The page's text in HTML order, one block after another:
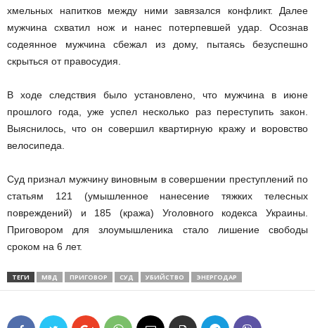
хмельных напитков между ними завязался конфликт. Далее
мужчина схватил нож и нанес потерпевшей удар. Осознав
содеянное мужчина сбежал из дому, пытаясь безуспешно
скрыться от правосудия.
В ходе следствия было установлено, что мужчина в июне
прошлого года, уже успел несколько раз переступить закон.
Выяснилось, что он совершил квартирную кражу и воровство
велосипеда.
Суд признал мужчину виновным в совершении преступлений по
статьям 121 (умышленное нанесение тяжких телесных
повреждений) и 185 (кража) Уголовного кодекса Украины.
Приговором для злоумышленика стало лишение свободы
сроком на 6 лет.
ТЕГИ МВД ПРИГОВОР СУД УБИЙСТВО ЭНЕРГОДАР